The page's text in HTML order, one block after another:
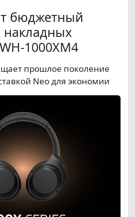
бюджетный
накладных
1000XM4
прошлое поколение
Neo для экономии